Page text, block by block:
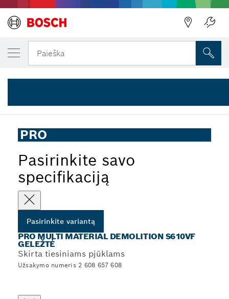
Paieška
...
PRO Multi Material S610VF Demolition slankiojamojo pjūklo
PRO
Pasirinkite savo
specifikaciją
Pasirinkite variantą
PRO MULTI MATERIAL DEMOLITION S610VF
GELEŽTĖ
Skirta tiesiniams pjūklams
Užsakymo numeris 2 608 657 608
JŪSŲ PASIRINKTAS VARIANTAS
„PRO Multi Material Demolition S610VF”
2 608 657 608